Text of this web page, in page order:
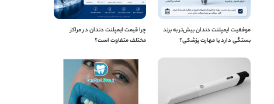
موفقیت ایمپلنت دندان بیش‌تر به برند
بستگی دارد یا مهارت پزشکی؟
چرا قیمت ایمپلنت دندان در مراکز
مختلف متفاوت است؟